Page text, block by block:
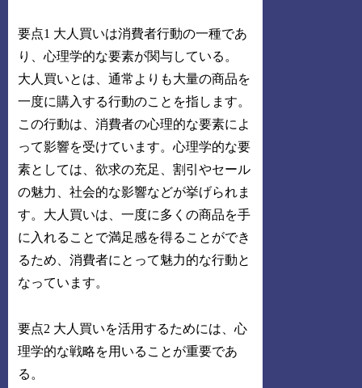
要点1 大人買いは消費者行動の一種であ
り、心理学的な要素が関与している。
大人買いとは、通常よりも大量の商品を
一度に購入する行動のことを指します。
この行動は、消費者の心理的な要素によ
って影響を受けています。心理学的な要
素としては、欲求の充足、割引やセール
の魅力、社会的な影響などが挙げられま
す。大人買いは、一度に多くの商品を手
に入れることで満足感を得ることができ
るため、消費者にとって魅力的な行動と
なっています。
要点2 大人買いを活用するためには、心
理学的な戦略を用いることが重要であ
る。